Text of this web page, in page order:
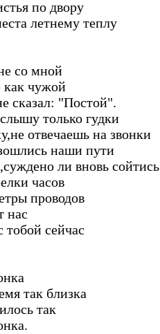
по двору
летнему теплу
со мной
как чужой
сказал: "Постой".
только гудки
отвечаешь на звонки
наши пути
ли вновь сойтись
часов
проводов
нас
сейчас
так близка
так